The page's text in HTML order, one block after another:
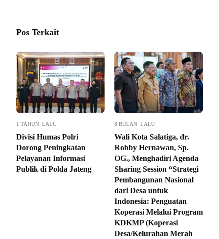
Pos Terkait
1 TAHUN LALU
Divisi Humas Polri
Dorong Peningkatan
Pelayanan Informasi
Publik di Polda Jateng
8 BULAN LALU
Wali Kota Salatiga, dr.
Robby Hernawan, Sp.
OG., Menghadiri Agenda
Sharing Session “Strategi
Pembangunan Nasional
dari Desa untuk
Indonesia: Penguatan
Koperasi Melalui Program
KDKMP (Koperasi
Desa/Kelurahan Merah